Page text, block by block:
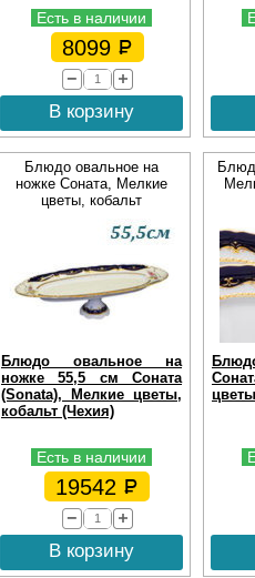
Есть в наличии
8099
В корзину
Блюдо овальное на
ножке Соната, Мелкие
цветы, кобальт
Блюдо овальное на
ножке 55,5 см Соната
(Sonata), Мелкие цветы,
кобальт (Чехия)
Есть в наличии
19542
В корзину